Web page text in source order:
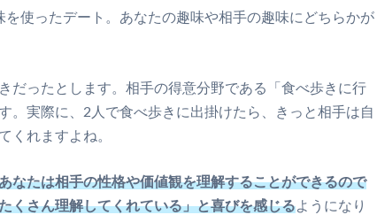
使ったデート。あなたの趣味や相手の趣味にどちらかが
だったとします。相手の得意分野である「食べ歩きに行
。実際に、2人で食べ歩きに出掛けたら、きっと相手は自
くれますよね。
なたは相手の性格や価値観を理解することができるので
くさん理解してくれている」と喜びを感じるようになり